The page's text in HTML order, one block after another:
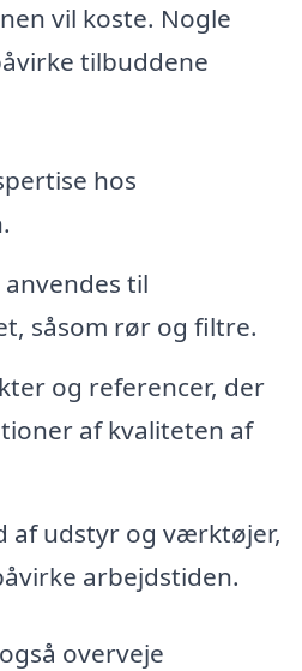
vil koste. Nogle
tilbuddene
hos
til
såsom rør og filtre.
og referencer, der
af kvaliteten af
af udstyr og værktøjer,
arbejdstiden.
overveje